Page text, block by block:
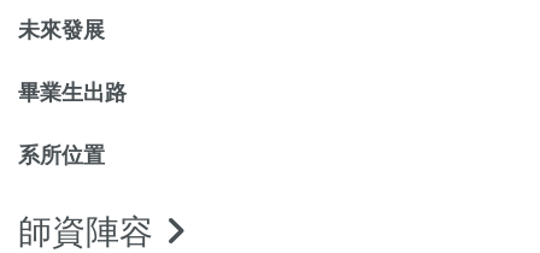
未來發展
畢業生出路
系所位置
師資陣容